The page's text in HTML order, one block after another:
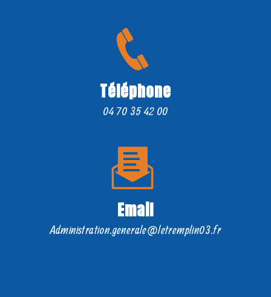
Téléphone
04 70 35 42 00
Email
administration.generale@letremplin03.fr